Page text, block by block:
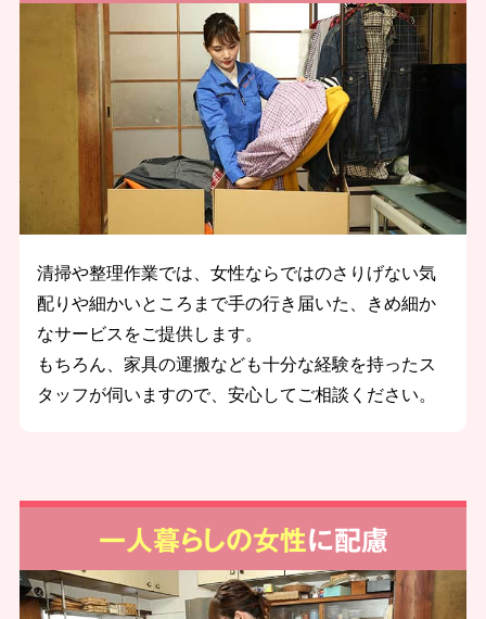
清掃や整理作業では、女性ならではのさりげない気
配りや細かいところまで手の行き届いた、きめ細か
なサービスをご提供します。
もちろん、家具の運搬なども十分な経験を持ったス
タッフが伺いますので、安心してご相談ください。
一人暮らしの女性に配慮